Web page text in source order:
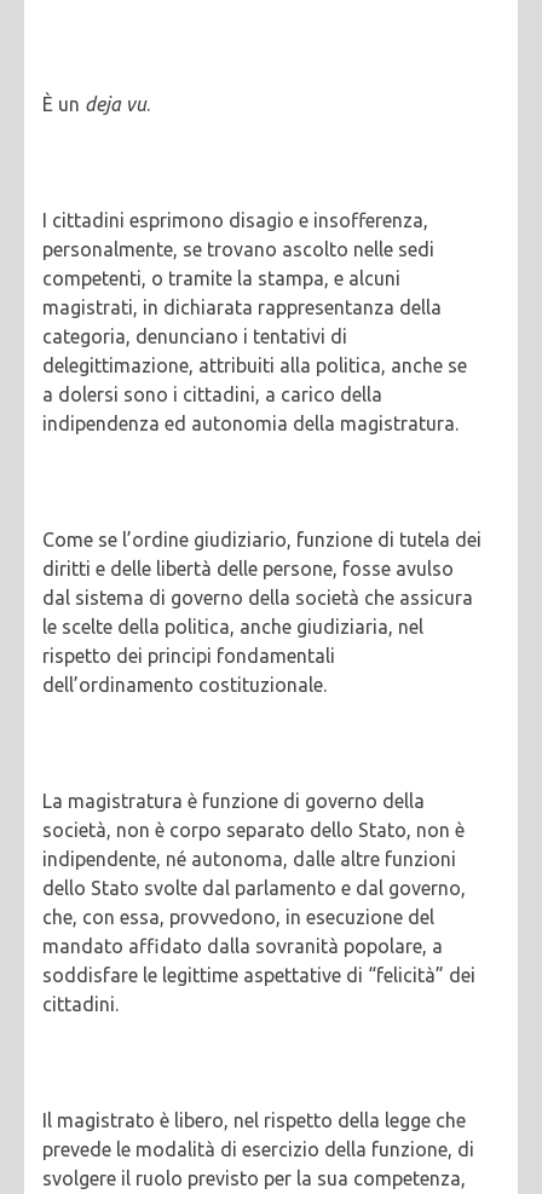
È un deja vu.
I cittadini esprimono disagio e insofferenza,
personalmente, se trovano ascolto nelle sedi
competenti, o tramite la stampa, e alcuni
magistrati, in dichiarata rappresentanza della
categoria, denunciano i tentativi di
delegittimazione, attribuiti alla politica, anche se
a dolersi sono i cittadini, a carico della
indipendenza ed autonomia della magistratura.
Come se l’ordine giudiziario, funzione di tutela dei
diritti e delle libertà delle persone, fosse avulso
dal sistema di governo della società che assicura
le scelte della politica, anche giudiziaria, nel
rispetto dei principi fondamentali
dell’ordinamento costituzionale.
La magistratura è funzione di governo della
società, non è corpo separato dello Stato, non è
indipendente, né autonoma, dalle altre funzioni
dello Stato svolte dal parlamento e dal governo,
che, con essa, provvedono, in esecuzione del
mandato affidato dalla sovranità popolare, a
soddisfare le legittime aspettative di “felicità” dei
cittadini.
Il magistrato è libero, nel rispetto della legge che
prevede le modalità di esercizio della funzione, di
svolgere il ruolo previsto per la sua competenza,